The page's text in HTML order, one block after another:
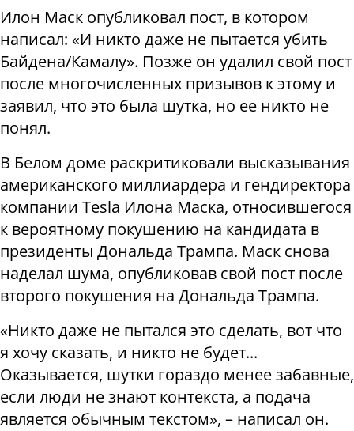
Илон Маск опубликовал пост, в котором
написал: «И никто даже не пытается убить
Байдена/Камалу». Позже он удалил свой пост
после многочисленных призывов к этому и
заявил, что это была шутка, но ее никто не
понял.
В Белом доме раскритиковали высказывания
американского миллиардера и гендиректора
компании Tesla Илона Маска, относившегося
к вероятному покушению на кандидата в
президенты Дональда Трампа. Маск снова
наделал шума, опубликовав свой пост после
второго покушения на Дональда Трампа.
«Никто даже не пытался это сделать, вот что
я хочу сказать, и никто не будет...
Оказывается, шутки гораздо менее забавные,
если люди не знают контекста, а подача
является обычным текстом», – написал он.